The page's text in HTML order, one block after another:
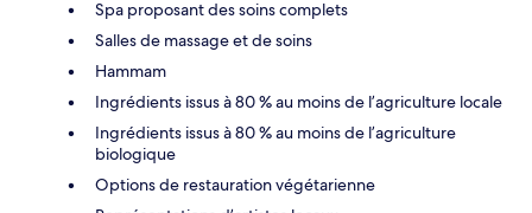
Spa proposant des soins complets
Salles de massage et de soins
Hammam
Ingrédients issus à 80 % au moins de l’agriculture locale
Ingrédients issus à 80 % au moins de l’agriculture
biologique
Options de restauration végétarienne